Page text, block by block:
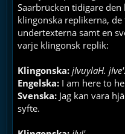
Saarbrücken tidigare
klingonska replikerna,
undertexterna samt en
varje klingonsk replik:
Klingonska: jIvuylaH. jIve'.
Engelska: I am here to
Svenska: Jag kan vara
syfte.